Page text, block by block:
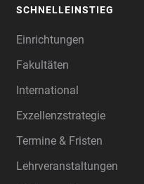
SCHNELLEINSTIEG
Einrichtungen
Fakultäten
International
Exzellenzstrategie
Termine & Fristen
Lehrveranstaltungen